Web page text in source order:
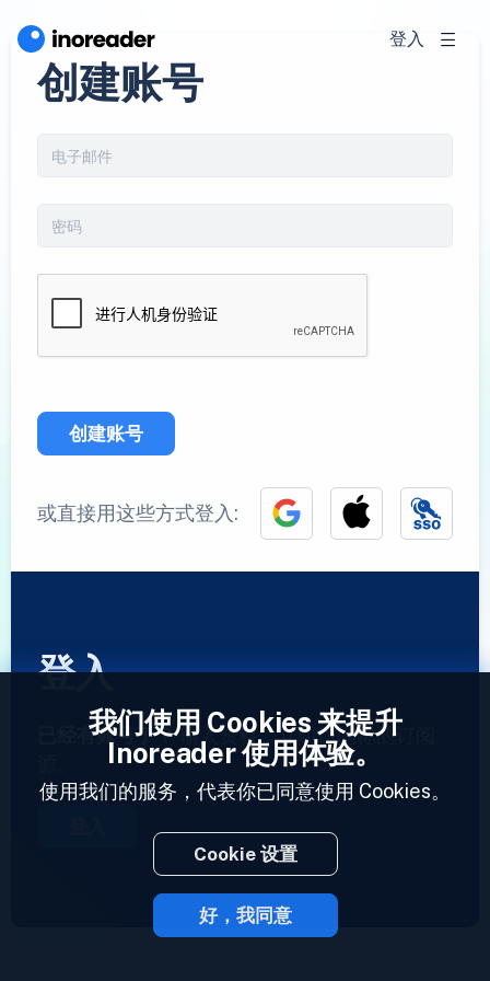
登入
创建账号
创建账号
或直接用这些方式登入:
登入
已经有账号了？输入资料，立即访问你的订阅
2023 © Inoreader
我们使用 Cookies 来提升
Inoreader 使用体验。
使用我们的服务，代表你已同意使用 Cookies。
Cookie 设置
好，我同意